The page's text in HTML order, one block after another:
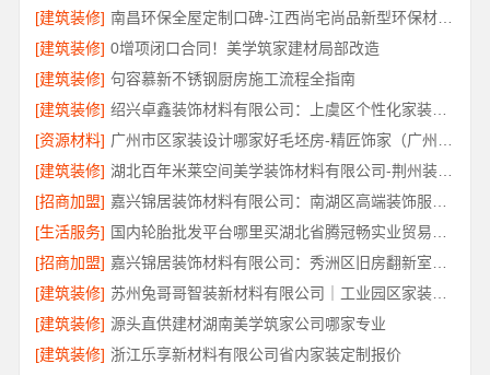
[建筑装修]
南昌环保全屋定制口碑-江西尚宅尚品新型环保材料有限公司
[建筑装修] 0增项闭口合同！美学筑家建材局部改造
[建筑装修] 句容慕新不锈钢厨房施工流程全指南
[建筑装修]
绍兴卓鑫装饰材料有限公司：上虞区个性化家装无隐形增项
[资源材料]
[建筑装修]
湖北百年米莱空间美学装饰材料有限公司-荆州装修公司婚房
[招商加盟]
[生活服务]
[招商加盟]
[建筑装修]
苏州兔哥哥智装新材料有限公司｜工业园区家装儿童房环保
[建筑装修] 源头直供建材湖南美学筑家公司哪家专业
[建筑装修] 浙江乐享新材料有限公司省内家装定制报价